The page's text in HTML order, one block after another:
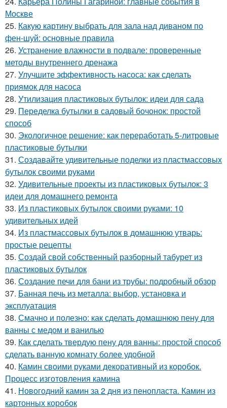
Москве
25. Какую картину выбрать для зала над диваном по
фен-шуй: основные правила
26. Устранение влажности в подвале: проверенные
методы внутреннего дренажа
27. Улучшите эффективность насоса: как сделать
приямок для насоса
28. Утилизация пластиковых бутылок: идеи для сада
29. Переделка бутылки в садовый бочонок: простой
способ
30. Экологичное решение: как переработать 5-литровые
пластиковые бутылки
31. Создавайте удивительные поделки из пластмассовых
бутылок своими руками
32. Удивительные проекты из пластиковых бутылок: 3
идеи для домашнего ремонта
33. Из пластиковых бутылок своими руками: 10
удивительных идей
34. Из пластмассовых бутылок в домашнюю утварь:
простые рецепты
35. Создай свой собственный разборный табурет из
пластиковых бутылок
36. Создание печи для бани из трубы: подробный обзор
37. Банная печь из металла: выбор, установка и
эксплуатация
38. Смачно и полезно: как сделать домашнюю пену для
ванны с медом и ванилью
39. Как сделать твердую пену для ванны: простой способ
сделать ванную комнату более удобной
40. Камин своими руками декоративный из коробок.
Процесс изготовления камина
41. Новогодний камин за 2 дня из пенопласта. Камин из
картонных коробок